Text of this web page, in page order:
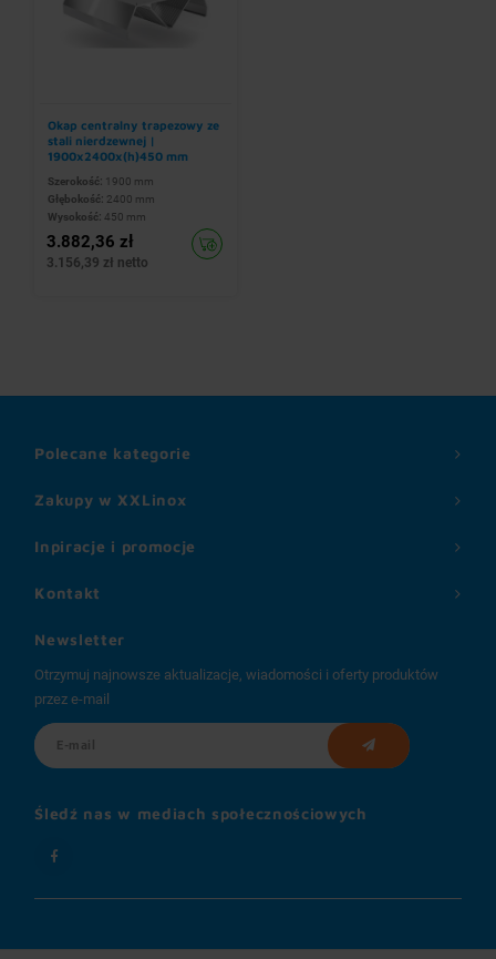
Okap centralny trapezowy ze
stali nierdzewnej |
1900x2400x(h)450 mm
Szerokość: 1900 mm
Głębokość: 2400 mm
Wysokość: 450 mm
3.882,36 zł
3.156,39 zł netto
Zakupy w XXLinox
Inpiracje i promocje
Polecane kategorie
Kontakt
Newsletter
Otrzymuj najnowsze aktualizacje, wiadomości i oferty produktów
przez e-mail
Śledź nas w mediach społecznościowych